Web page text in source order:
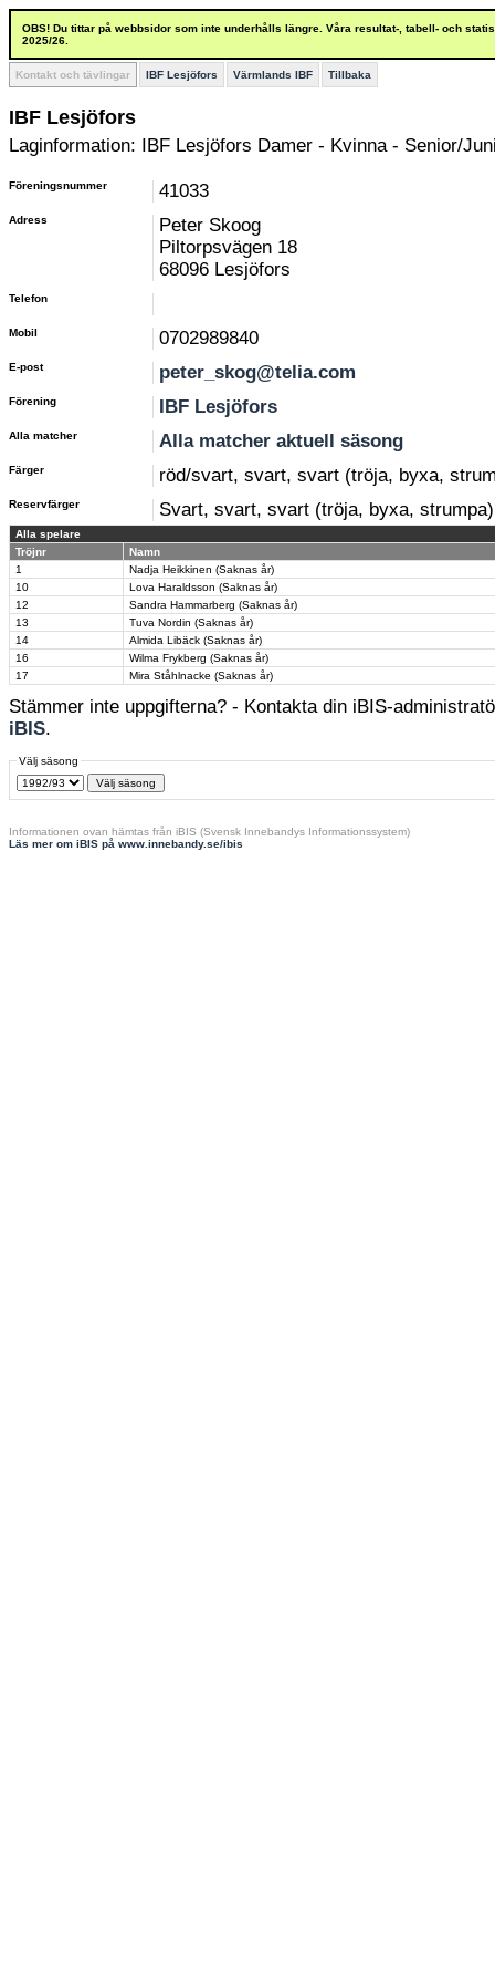
OBS! Du tittar på webbsidor som inte underhålls längre. Våra resultat-, tabell- och
2025/26.
Kontakt och tävlingar IBF Lesjöfors Värmlands IBF Tillbaka
IBF Lesjöfors
Laginformation: IBF Lesjöfors Damer - Kvinna - Senior/
Föreningsnummer 41033
Adress
Peter Skoog
Piltorpsvägen 18
68096 Lesjöfors
Telefon
Mobil 0702989840
E-post peter_skog@telia.com
Förening IBF Lesjöfors
Alla matcher Alla matcher aktuell säsong
Färger röd/svart, svart, svart (tröja, byxa,
Reservfärger Svart, svart, svart (tröja, byxa, strumpa)
Alla spelare
Tröjnr
Namn
1
Nadja Heikkinen (Saknas år)
10
Lova Haraldsson (Saknas år)
12
Sandra Hammarberg (Saknas år)
13
Tuva Nordin (Saknas år)
14
Almida Libäck (Saknas år)
16
Wilma Frykberg (Saknas år)
17
Mira Ståhlnacke (Saknas år)
Stämmer inte uppgifterna? - Kontakta din iBIS-
iBIS.
Välj säsong
Informationen ovan hämtas från iBIS (Svensk Innebandys Informationssystem)
Läs mer om iBIS på www.innebandy.se/ibis